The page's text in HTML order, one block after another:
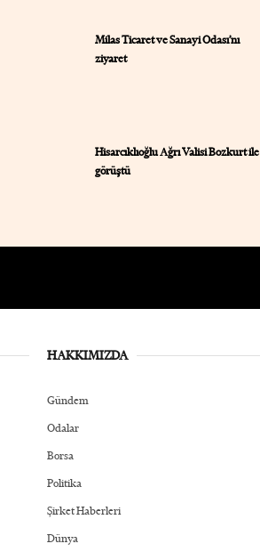
Milas Ticaret ve Sanayi Odası’nı
ziyaret
Hisarcıklıoğlu Ağrı Valisi Bozkurt ile
görüştü
HAKKIMIZDA
Gündem
Odalar
Borsa
Politika
Şirket Haberleri
Dünya